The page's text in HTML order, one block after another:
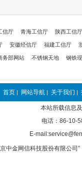
信厅 青海工信厅 陕西工信厅
安徽经信厅 福建工信厅
务部网站 不锈钢天地 钢铁
首页 | 网站导航 | 关于我们 |
本站所载信息
电话：86-10-
E-
中金网信科技股份有限公司